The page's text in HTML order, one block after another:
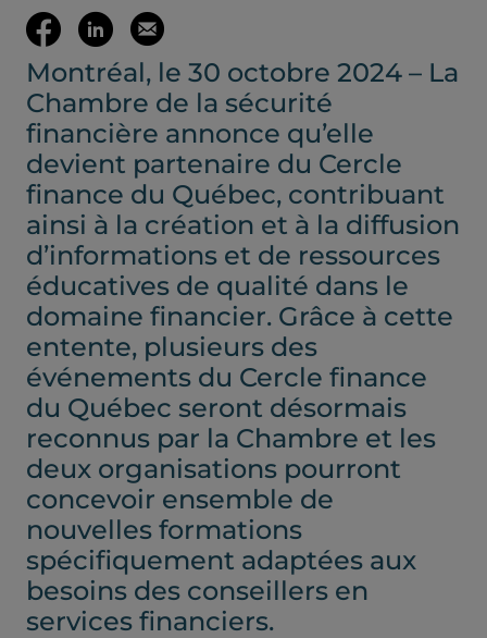
Partager
sur
Facebook
(ouvre
dans
un
nouvel
onglet)
Partager
sur
LinkedIn
(ouvre
dans
un
nouvel
onglet)
Envoyer
cette
page
par
mail
(ouvre votre
Montréal, le 30 octobre 2024 – La
Chambre de la sécurité
financière annonce qu’elle
devient partenaire du Cercle
finance du Québec, contribuant
ainsi à la création et à la diffusion
d’informations et de ressources
éducatives de qualité dans le
domaine financier. Grâce à cette
entente, plusieurs des
événements du Cercle finance
du Québec seront désormais
reconnus par la Chambre et les
deux organisations pourront
concevoir ensemble de
nouvelles formations
spécifiquement adaptées aux
besoins des conseillers en
services financiers.